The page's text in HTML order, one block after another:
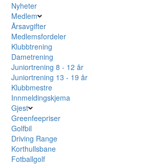
Nyheter
Medlem
Årsavgifter
Medlemsfordeler
Klubbtrening
Dametrening
Juniortrening 8 - 12 år
Juniortrening 13 - 19 år
Klubbmestre
Innmeldingskjema
Gjest
Greenfeepriser
Golfbil
Driving Range
Korthullsbane
Fotballgolf